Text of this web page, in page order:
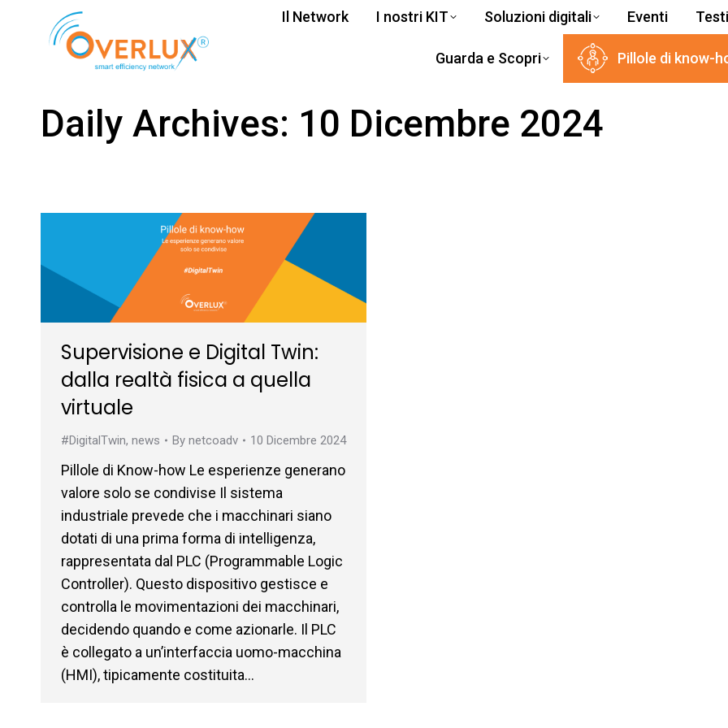
Il Network I nostri KIT Soluzioni digitali Eventi
Guarda e Scopri Pillole di know-
Daily Archives: 10 Dicembre 2024
Supervisione e Digital Twin:
dalla realtà fisica a quella
virtuale
#DigitalTwin, news By netcoadv 10 Dicembre 2024
Pillole di Know-how Le esperienze generano
valore solo se condivise Il sistema
industriale prevede che i macchinari siano
dotati di una prima forma di intelligenza,
rappresentata dal PLC (Programmable Logic
Controller). Questo dispositivo gestisce e
controlla le movimentazioni dei macchinari,
decidendo quando e come azionarle. Il PLC
è collegato a un’interfaccia uomo-macchina
(HMI), tipicamente costituita…